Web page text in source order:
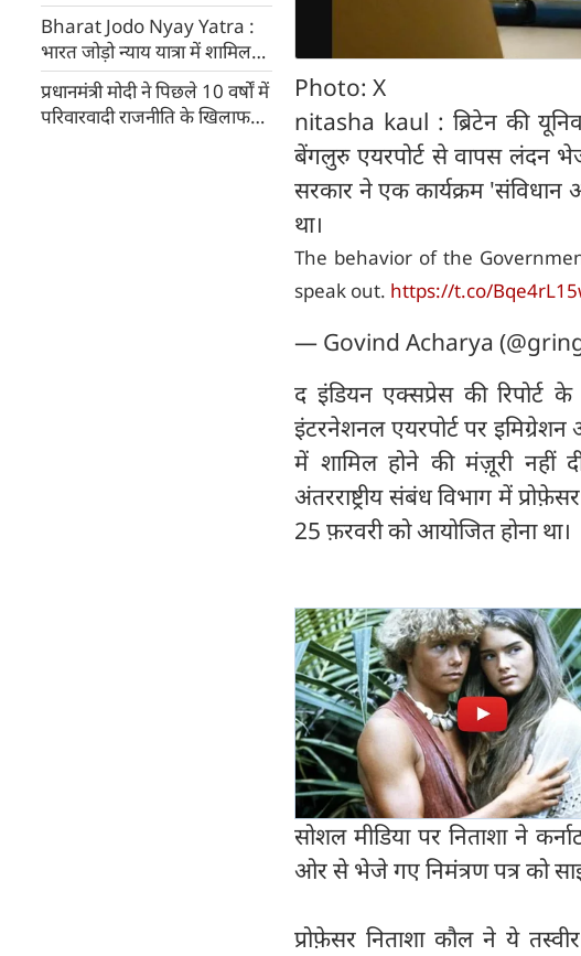
Bharat Jodo Nyay Yatra :
भारत जोड़ो न्याय यात्रा में शामिल
हुईं प्रियंका गांधी
प्रधानमंत्री मोदी ने पिछले 10 वर्षों में
परिवारवादी राजनीति के खिलाफ
Photo: X
nitasha kaul : ब्रिटेन की
बेंगलुरु एयरपोर्ट से वापस लंदन
सरकार ने एक कार्यक्रम 'संविधान
था।
The behavior of the
speak out. https://t.co/
— Govind Acharya
द इंडियन एक्सप्रेस की रिपोर्ट
इंटरनेशनल एयरपोर्ट पर
में शामिल होने की मंज़ूरी नहीं
अंतरराष्ट्रीय संबंध विभाग में
25 फ़रवरी को आयोजित होना था।
सोशल मीडिया पर निताशा ने
ओर से भेजे गए निमंत्रण पत्र को
प्रोफे़सर निताशा कौल ने ये